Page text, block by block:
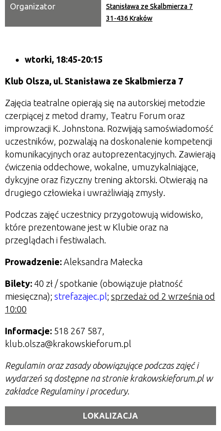
Organizator
Stanisława ze Skalbmierza 7
31-436 Kraków
wtorki, 18:45-20:15
Klub Olsza, ul. Stanisława ze Skalbmierza 7
Zajęcia teatralne opierają się na autorskiej metodzie
czerpiącej z metod dramy, Teatru Forum oraz
improwzacji K. Johnstona. Rozwijają samoświadomość
uczestników, pozwalają na doskonalenie kompetencji
komunikacyjnych oraz autoprezentacyjnych. Zawierają
ćwiczenia oddechowe, wokalne, umuzykalniające,
dykcyjne oraz fizyczny trening aktorski. Otwierają na
drugiego człowieka i uwrażliwiają zmysły.
Podczas zajęć uczestnicy przygotowują widowisko,
które prezentowane jest w Klubie oraz na
przeglądach i festiwalach.
Prowadzenie: Aleksandra Małecka
Bilety: 40 zł / spotkanie (obowiązuje płatność
miesięczna); strefazajec.pl; sprzedaż od 2 września od
10:00
Informacje: 518 267 587,
klub.olsza@krakowskieforum.pl
Regulamin oraz zasady obowiązujące podczas zajęć i
wydarzeń są dostępne na stronie krakowskieforum.pl w
zakładce Regulaminy i procedury.
LOKALIZACJA